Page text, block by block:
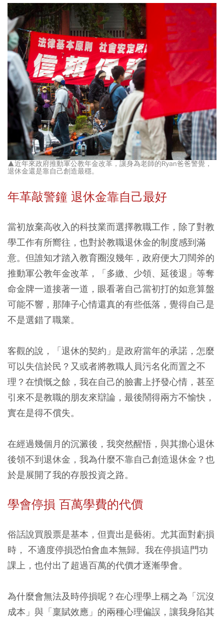
▲近年來政府推動軍公教年金改革，讓身為老師的Ryan爸爸警覺，
退休金還是靠自己創造最穩。
年革敲警鐘 退休金靠自己最好
當初放棄高收入的科技業而選擇教職工作，除了對教
學工作有所嚮往，也對於教職退休金的制度感到滿
意。但誰知才踏入教育圈沒幾年，政府便大刀闊斧的
推動軍公教年金改革，「多繳、少領、延後退」等奪
命金牌一道接著一道，眼看著自己當初打的如意算盤
可能不響，那陣子心情還真的有些低落，覺得自己是
不是選錯了職業。
客觀的說，「退休的契約」是政府當年的承諾，怎麼
可以失信於民？又或者將教職人員污名化而置之不
理？在憤慨之餘，我在自己的臉書上抒發心情，甚至
引來不是教職的朋友來辯論，最後鬧得兩方不愉快，
實在是得不償失。
在經過幾個月的沉澱後，我突然醒悟，與其擔心退休
後領不到退休金，我為什麼不靠自己創造退休金？也
於是展開了我的存股投資之路。
學會停損 百萬學費的代價
俗話說買股票是基本，但賣出是藝術。尤其面對虧損
時， 不適度停損恐怕會血本無歸。我在停損這門功
課上，也付出了超過百萬的代價才逐漸學會。
為什麼會無法及時停損呢？在心理學上稱之為「沉沒
成本」與「稟賦效應」的兩種心理偏誤，讓我身陷其